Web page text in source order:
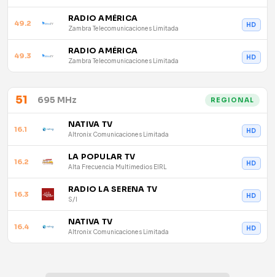
49.2 RADIO AMÉRICA
Zambra Telecomunicaciones Limitada HD
49.3 RADIO AMÉRICA
Zambra Telecomunicaciones Limitada HD
51 695 MHz REGIONAL
16.1 NATIVA TV
Altronix Comunicaciones Limitada HD
16.2 LA POPULAR TV
Alta Frecuencia Multimedios EIRL HD
16.3 RADIO LA SERENA TV
S/I HD
16.4 NATIVA TV
Altronix Comunicaciones Limitada HD